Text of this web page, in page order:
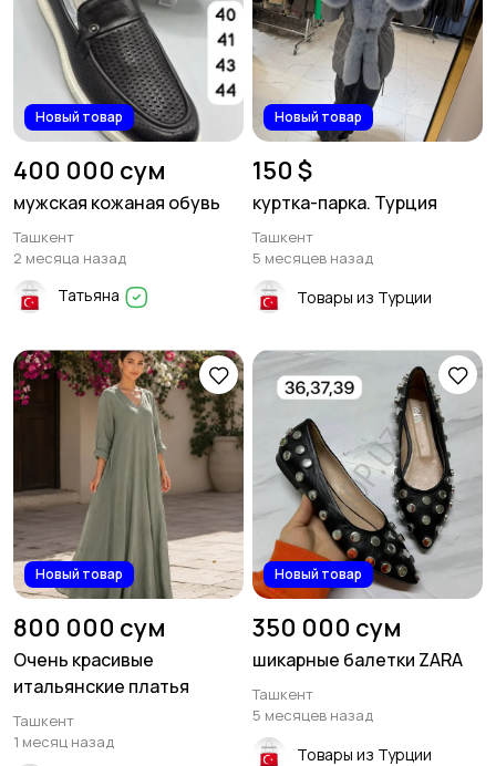
Новый товар
400 000 сум
мужская кожаная обувь
Ташкент
2 месяца назад
Татьяна
Новый товар
150 $
куртка-парка. Турция
Ташкент
5 месяцев назад
Товары из Турции
Новый товар
800 000 сум
Очень красивые
итальянские платья
Ташкент
1 месяц назад
Новый товар
350 000 сум
шикарные балетки ZARA
Ташкент
5 месяцев назад
Товары из Турции